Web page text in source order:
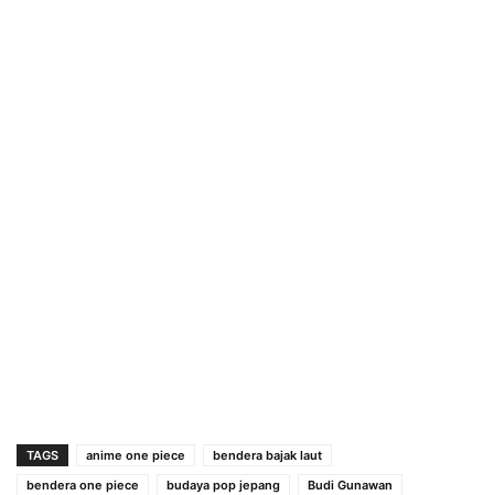
TAGS anime one piece
bendera bajak laut
bendera one piece
budaya pop jepang
Budi Gunawan